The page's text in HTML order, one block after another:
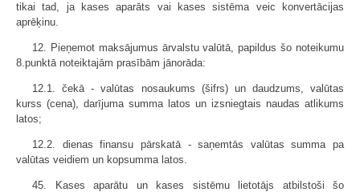
tikai tad, ja kases aparāts vai kases sistēma veic konvertācijas
aprēķinu.
12. Pieņemot maksājumus ārvalstu valūtā, papildus šo noteikumu
8.punktā noteiktajām prasībām jānorāda:
12.1. čekā - valūtas nosaukums (šifrs) un daudzums, valūtas
kurss (cena), darījuma summa latos un izsniegtais naudas atlikums
latos;
12.2. dienas finansu pārskatā - saņemtās valūtas summa pa
valūtas veidiem un kopsumma latos.
45. Kases aparātu un kases sistēmu lietotājs atbilstoši šo